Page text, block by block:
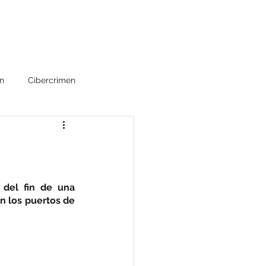
Cibercrimen
Alerta Sanitaria
del fin de una
los puertos de